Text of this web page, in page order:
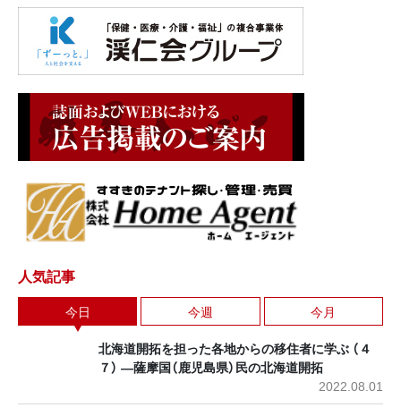
人気記事
今日 今週 今月
北海道開拓を担った各地からの移住者に学ぶ （４
７） ―薩摩国（鹿児島県）民の北海道開拓
2022.08.01